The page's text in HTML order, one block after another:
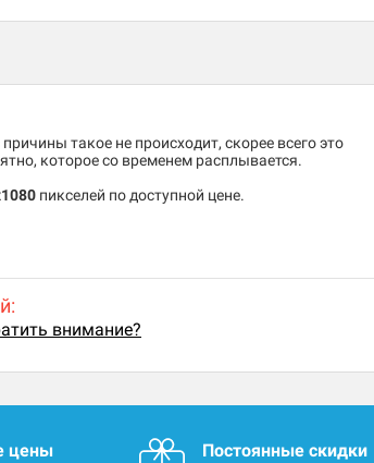
такое не происходит, скорее всего это
которое со временем расплывается.
пикселей по доступной цене.
внимание?
цены Постоянные скидки